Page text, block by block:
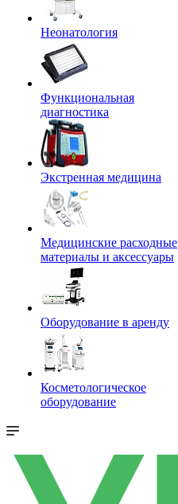
Неонатология
Функциональная
диагностика
Экстренная медицина
Медицинские расходные
материалы и аксессуары
Оборудование в аренду
Косметологическое
оборудование